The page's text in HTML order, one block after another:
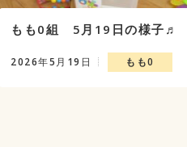
もも0組 5月19日の様子♬
2026年5月19日 もも0